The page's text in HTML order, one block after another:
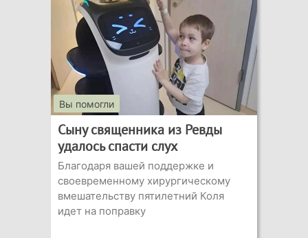
Вы помогли
Сыну священника из Ревды
удалось спасти слух
Благодаря вашей поддержке и
своевременному хирургическому
вмешательству пятилетний Коля
идет на поправку